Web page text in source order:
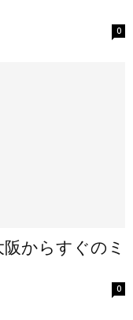
0
からすぐのミ
0